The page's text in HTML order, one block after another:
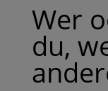
Wer
du,